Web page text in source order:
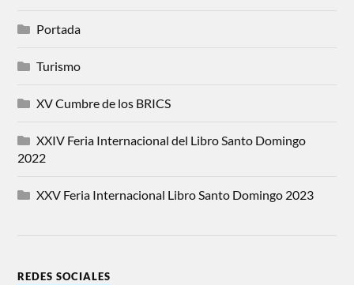
Portada
Turismo
XV Cumbre de los BRICS
XXIV Feria Internacional del Libro Santo Domingo
2022
XXV Feria Internacional Libro Santo Domingo 2023
REDES SOCIALES